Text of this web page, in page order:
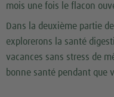
mois une fois le flacon
Dans la deuxième partie
explorerons la santé
vacances sans stress de
bonne santé pendant que